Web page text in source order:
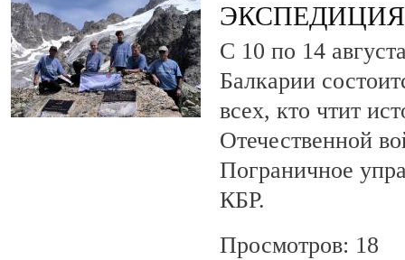
С 10 по 14
Балкарии
всех, кто чтит
Отечественной
Пограничное
КБР.
Просмотров: 18